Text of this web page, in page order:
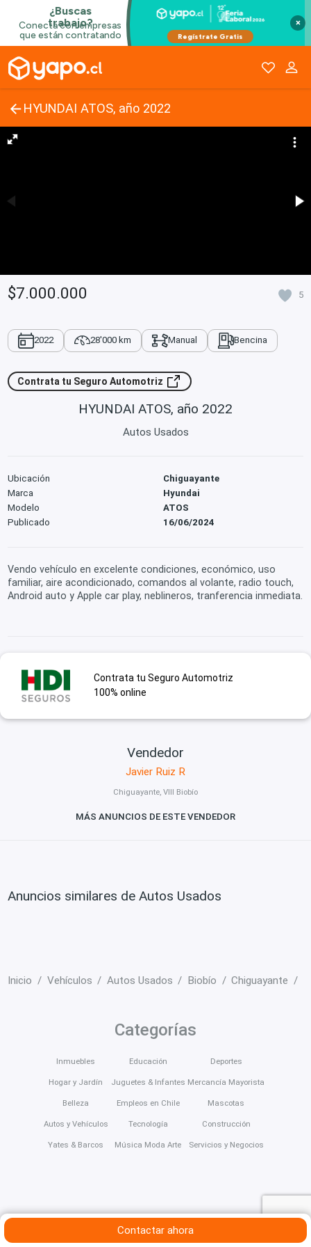
×
HYUNDAI ATOS, año 2022
$7.000.000 5
2022 28'000 km Manual Bencina
Contrata tu Seguro Automotriz
HYUNDAI ATOS, año 2022
Autos Usados
Ubicación
Chiguayante
Marca
Hyundai
Modelo
ATOS
Publicado
16/06/2024
Vendo vehículo en excelente condiciones, económico, uso
familiar, aire acondicionado, comandos al volante, radio touch,
Android auto y Apple car play, neblineros, tranferencia inmediata.
Contrata tu Seguro Automotriz
100% online
Vendedor
Javier Ruiz R
Chiguayante, VIII Biobío
MÁS ANUNCIOS DE ESTE VENDEDOR
Anuncios similares de Autos Usados
Inicio Vehículos Autos Usados Biobío Chiguayante
Contactar ahora
Categorías
Inmuebles
Hogar y Jardín
Belleza
Autos y Vehículos
Yates & Barcos
Educación
Juguetes & Infantes
Empleos en Chile
Tecnología
Música Moda Arte
Deportes
Mercancía Mayorista
Mascotas
Construcción
Servicios y Negocios